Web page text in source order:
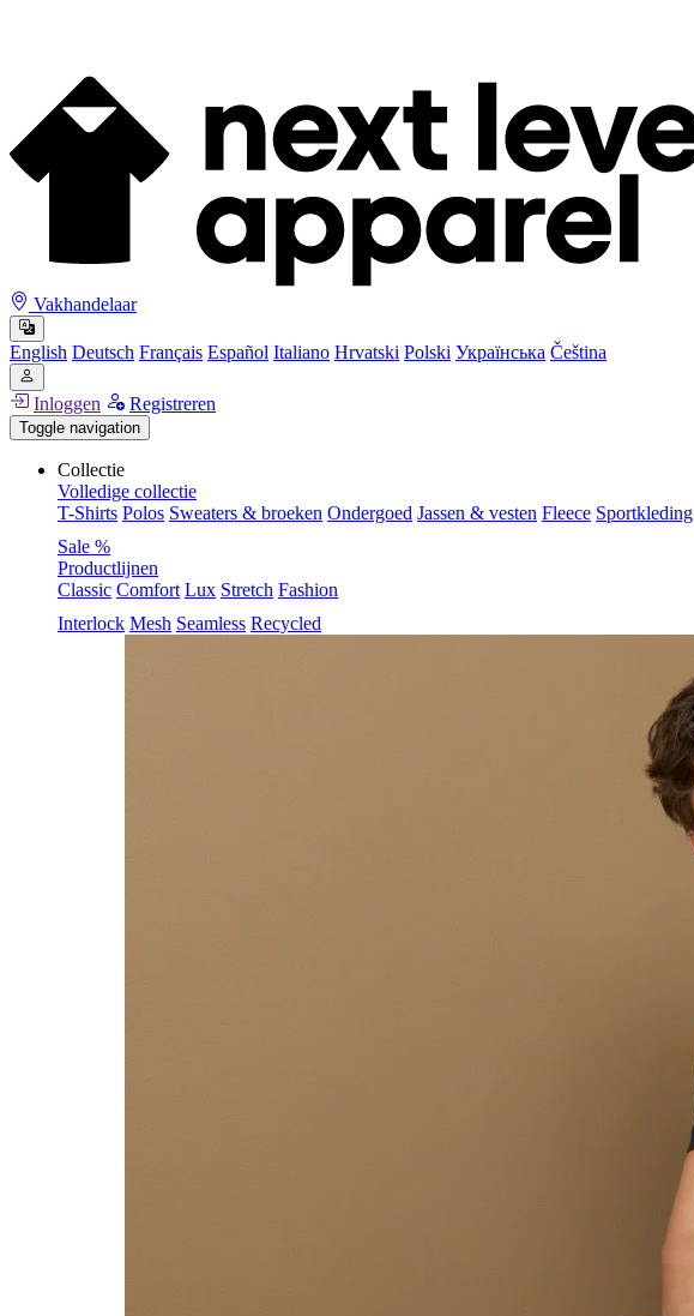
Vakhandelaar
English Deutsch Français Español Italiano Hrvatski Polski Українська Čeština
Inloggen Registreren
Toggle navigation
Collectie
Volledige collectie
T-Shirts Polos Sweaters & broeken Ondergoed Jassen & vesten Fleece Sportkleding
Sale %
Productlijnen
Classic Comfort Lux Stretch Fashion
Interlock Mesh Seamless Recycled